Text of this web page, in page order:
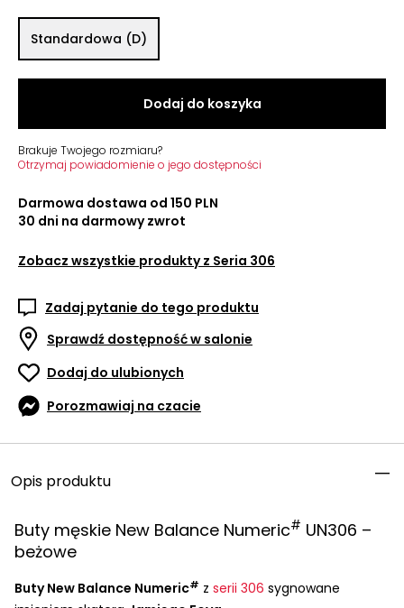
Standardowa (D)
Dodaj do koszyka
Brakuje Twojego rozmiaru?
Otrzymaj powiadomienie o jego dostępności
Darmowa dostawa od 150 PLN
30 dni na darmowy zwrot
Zobacz wszystkie produkty z Seria 306
Zadaj pytanie do tego produktu
Sprawdź dostępność w salonie
Dodaj do ulubionych
Porozmawiaj na czacie
Opis produktu
Buty męskie New Balance Numeric# UN306 –
beżowe
Buty New Balance Numeric# z serii 306 sygnowane